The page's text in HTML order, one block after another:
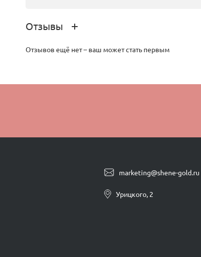
Отзывы
Отзывов ещё нет – ваш может стать первым
marketing@shene-gold.ru
Урицкого, 2